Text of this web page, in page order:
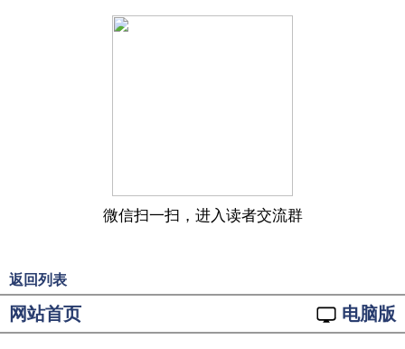
微信扫一扫，进入读者交流群
返回列表
网站首页 电脑版